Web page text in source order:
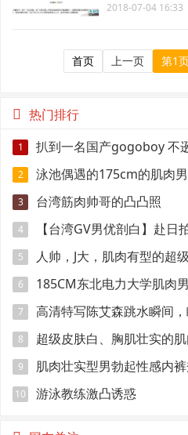
2018-07-04 16:33
首页 上一页 第1
热门排行
1 扒到一名国产gogoboy 不
2 泳池偶遇的175cm的肌肉
3 台湾筋肉帅哥的凸凸照
4
【台湾GV男优剖白】赴
来：但我还有性欲
5 人帅，J大，肌肉有型的超
6
185CM东北电力大学肌肉
吗
7
高清特写陈艾森跳水瞬间
来的
8 超级皮肤白、胸肌壮实的
9 肌肉壮实型男勃起性感内
10 游泳教练激凸诱惑